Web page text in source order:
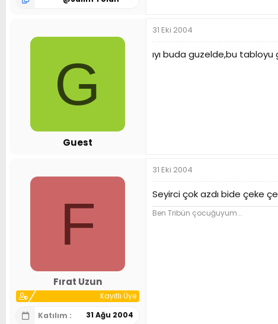
G
Guest
31 Eki 2004
ıyı buda guzelde,bu tabloyu
F
Fırat Uzun
Kayıtlı Üye
Katılım
31 Ağu 2004
31 Eki 2004
Seyirci çok azdı bide çeke
Ben Tribün çocuğuyum...